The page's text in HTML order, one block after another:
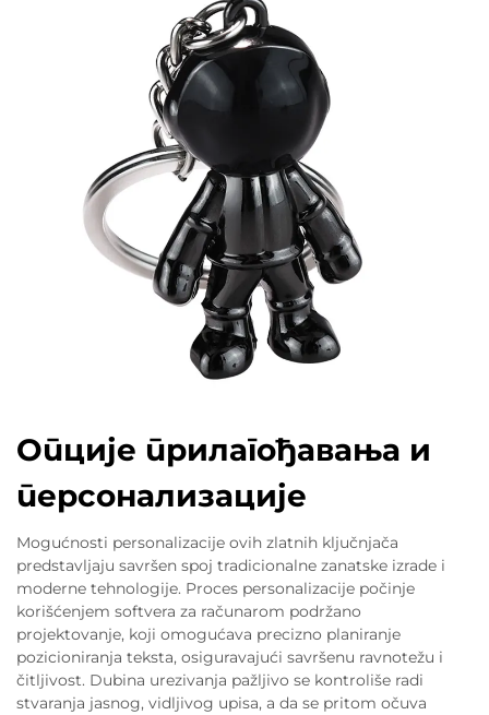
Опције прилагођавања и
персонализације
Mogućnosti personalizacije ovih zlatnih ključnjača
predstavljaju savršen spoj tradicionalne zanatske izrade i
moderne tehnologije. Proces personalizacije počinje
korišćenjem softvera za računarom podržano
projektovanje, koji omogućava precizno planiranje
pozicioniranja teksta, osiguravajući savršenu ravnotežu i
čitljivost. Dubina urezivanja pažljivo se kontroliše radi
stvaranja jasnog, vidljivog upisa, a da se pritom očuva